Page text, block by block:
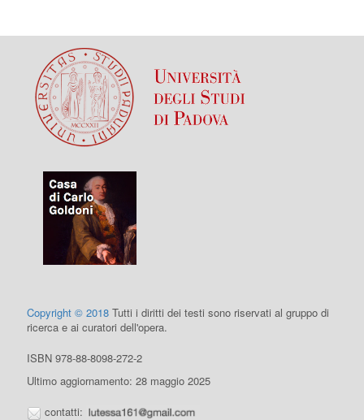
Copyright © 2018 Tutti i diritti dei testi sono riservati al gruppo di
ricerca e ai curatori dell'opera.
ISBN 978-88-8098-272-2
Ultimo aggiornamento: 28 maggio 2025
contatti: